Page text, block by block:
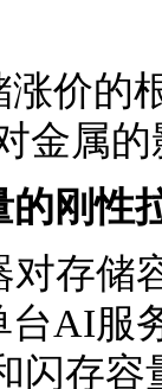
涨价的
金属
的刚性
对存储
台AI服
闪存容